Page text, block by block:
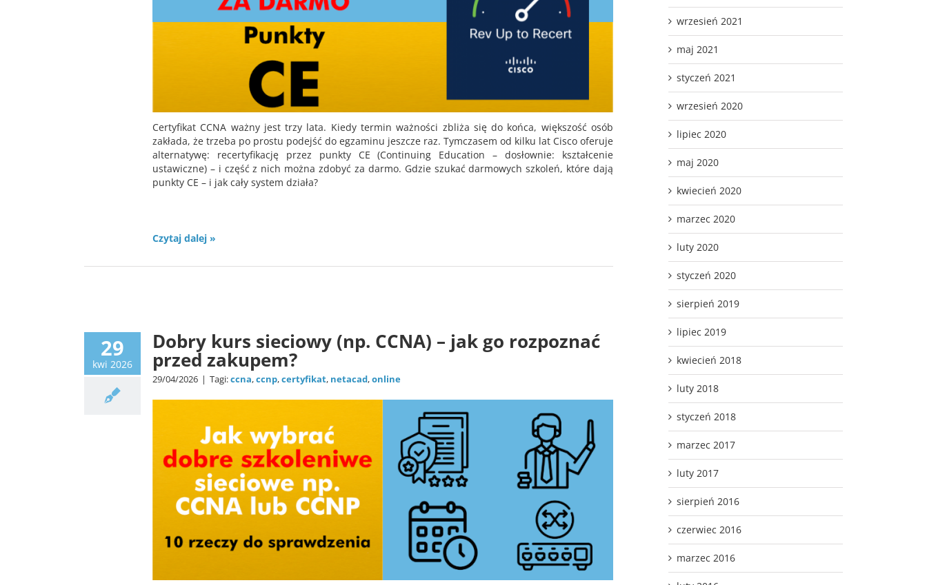
Certyfikat CCNA ważny jest trzy lata. Kiedy termin ważności zbliża się do końca, większość osób
zakłada, że trzeba po prostu podejść do egzaminu jeszcze raz. Tymczasem od kilku lat Cisco oferuje
alternatywę: recertyfikację przez punkty CE (Continuing Education – dosłownie: kształcenie
ustawiczne) – i część z nich można zdobyć za darmo. Gdzie szukać darmowych szkoleń, które dają
punkty CE – i jak cały system działa?
Czytaj dalej »
29
kwi 2026
Dobry kurs sieciowy (np. CCNA) – jak go rozpoznać
przed zakupem?
29/04/2026 | Tagi:ccna,ccnp,certyfikat, netacad,online
wrzesień 2021
maj 2021
styczeń 2021
wrzesień 2020
lipiec 2020
maj 2020
kwiecień 2020
marzec 2020
luty 2020
styczeń 2020
sierpień 2019
lipiec 2019
kwiecień 2018
luty 2018
styczeń 2018
marzec 2017
luty 2017
sierpień 2016
czerwiec 2016
marzec 2016